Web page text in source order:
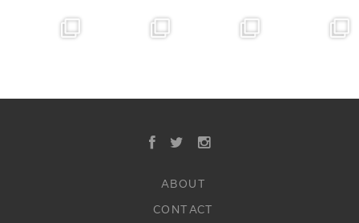
ABOUT
CONTACT